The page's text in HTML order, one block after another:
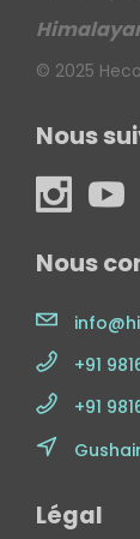
© 2025
Nous
Nous
+91
+91
Légal